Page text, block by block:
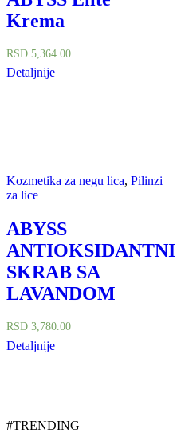
Krema
RSD 5,364.00
Detaljnije
Kozmetika za negu lica, Pilinzi
za lice
ABYSS
ANTIOKSIDANTNI
SKRAB SA
LAVANDOM
RSD 3,780.00
Detaljnije
#TRENDING